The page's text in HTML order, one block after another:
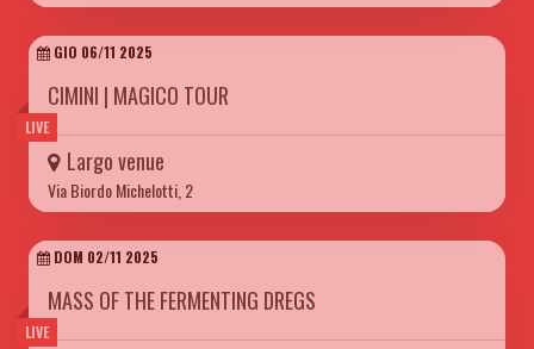
LIVE
GIO 06/11 2025
CIMINI | MAGICO TOUR
Largo venue
Via Biordo Michelotti, 2
LIVE
DOM 02/11 2025
MASS OF THE FERMENTING DREGS